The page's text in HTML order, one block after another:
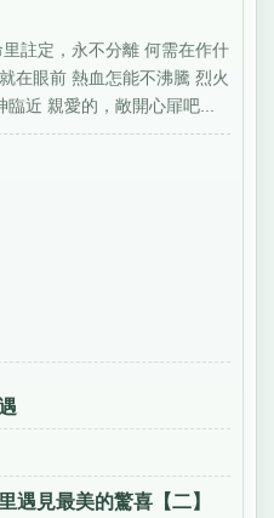
註定，永不分離 何需在作什
在眼前 熱血怎能不沸騰 烈火
近 親愛的，敞開心屝吧...
遇見最美的驚喜【二】